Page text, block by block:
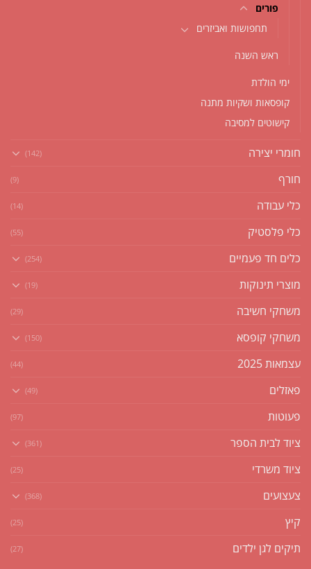
פורים
תחפושות ואביזרים
ראש השנה
ימי הולדת
קופסאות ושקיות מתנה
קישוטים למסיבה
חומרי יצירה (142)
חורף (9)
כלי עבודה (14)
כלי פלסטיק (55)
כלים חד פעמיים (254)
מוצרי תינוקות (19)
משחקי חשיבה (29)
משחקי קופסא (150)
עצמאות 2025 (44)
פאזלים (49)
פעוטות (97)
ציוד לבית הספר (361)
ציוד משרדי (25)
צעצועים (368)
קיץ (25)
תיקים לגן ילדים (27)